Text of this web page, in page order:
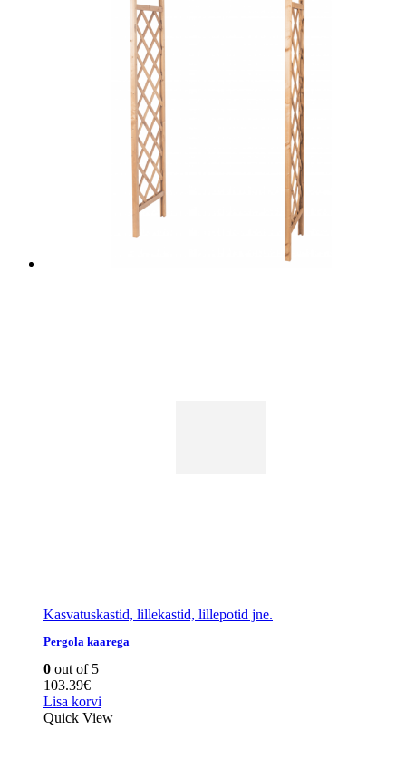
Kasvatuskastid, lillekastid, lillepotid jne.
Pergola kaarega
0 out of 5
103.39€
Lisa korvi
Quick View